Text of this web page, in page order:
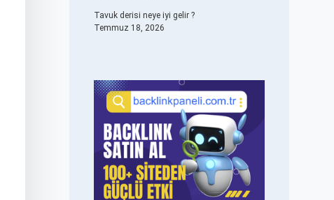
Tavuk derisi neye iyi gelir ?
Temmuz 18, 2026